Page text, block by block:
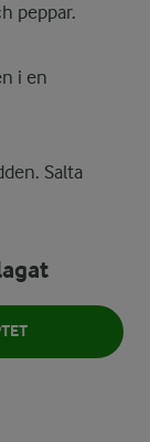
peppar.
i en
Salta